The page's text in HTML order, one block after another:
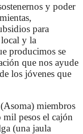
y poder
para
y la
producimos se
que nos ayude
los jóvenes que
miembros
mil pesos el cajón
(una jaula